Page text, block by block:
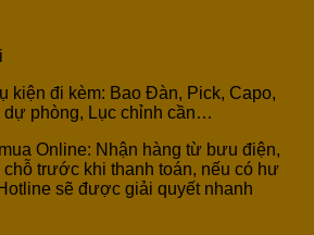
kiện đi kèm: Bao Đàn, Pick, Capo,
phòng, Lục chỉnh cần…
Online: Nhận hàng từ bưu điện,
trước khi thanh toán, nếu có hư
sẽ được giải quyết nhanh